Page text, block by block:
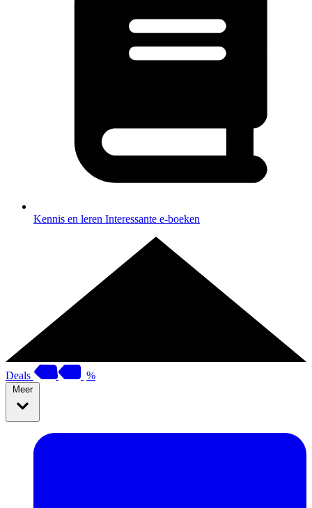
Kennis en leren Interessante e-boeken
Deals %
Meer